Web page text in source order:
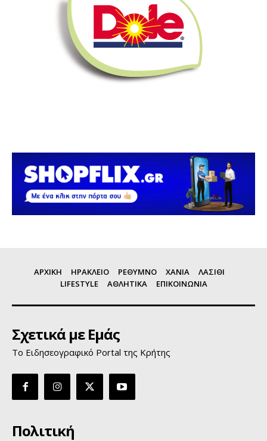
ΑΡΧΙΚΗ ΗΡΑΚΛΕΙΟ ΡΕΘΥΜΝΟ ΧΑΝΙΑ
ΛΑΣΙΘΙ
LIFESTYLE
ΑΘΛΗΤΙΚΑ ΕΠΙΚΟΙΝΩΝΙΑ
Σχετικά με Εμάς
Το Ειδησεογραφικό Portal της Κρήτης
Πολιτική